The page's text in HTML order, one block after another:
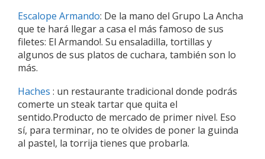
Escalope Armando: De la mano del Grupo La Ancha
que te hará llegar a casa el más famoso de sus
filetes: El Armando!. Su ensaladilla, tortillas y
algunos de sus platos de cuchara, también son lo
más.
Haches : un restaurante tradicional donde podrás
comerte un steak tartar que quita el
sentido.Producto de mercado de primer nivel. Eso
sí, para terminar, no te olvides de poner la guinda
al pastel, la torrija tienes que probarla.